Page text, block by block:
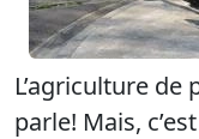
L’agriculture
parle! Mais,